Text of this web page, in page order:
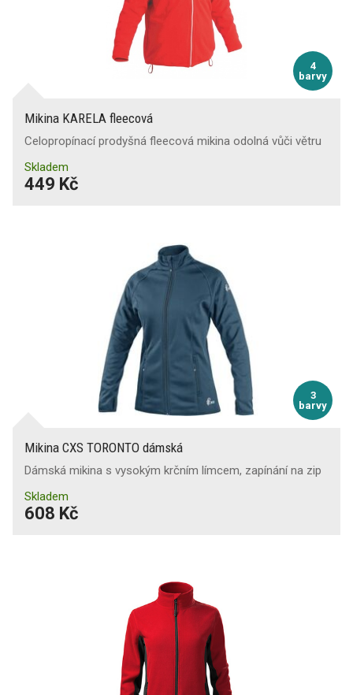
4
barvy
Mikina KARELA fleecová
Celopropínací prodyšná fleecová mikina odolná vůči větru
Skladem
449 Kč
3
barvy
Mikina CXS TORONTO dámská
Dámská mikina s vysokým krčním límcem, zapínání na zip
Skladem
608 Kč